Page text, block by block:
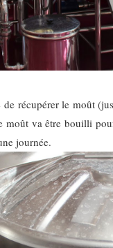
récupérer le moût
moût va être bouilli
journée.